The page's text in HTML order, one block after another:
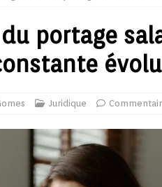
portage
Juridique